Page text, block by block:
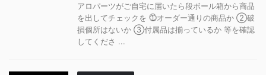
アロパーツがご自宅に届いたら段ボール箱から商品
を出してチェックを ⓵オーダー通りの商品か ②破
損個所はないか ③付属品は揃っているか 等を確認
してくださ ...